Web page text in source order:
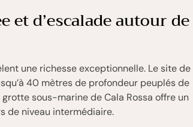
et d’escalade autour
une richesse exceptionnelle. Le site de
40 mètres de profondeur peuplés de
sous-marine de Cala Rossa offre un
de niveau intermédiaire.